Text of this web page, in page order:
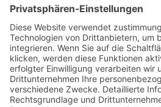
Sommercamps:
Hockey